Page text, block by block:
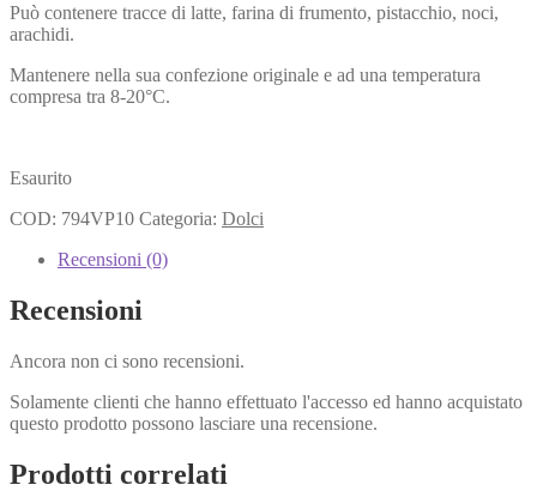
Può contenere tracce di latte, farina di frumento, pistacchio, noci,
arachidi.
Mantenere nella sua confezione originale e ad una temperatura
compresa tra 8-20°C.
Esaurito
COD: 794VP10 Categoria: Dolci
Recensioni (0)
Recensioni
Ancora non ci sono recensioni.
Solamente clienti che hanno effettuato l'accesso ed hanno acquistato
questo prodotto possono lasciare una recensione.
Prodotti correlati